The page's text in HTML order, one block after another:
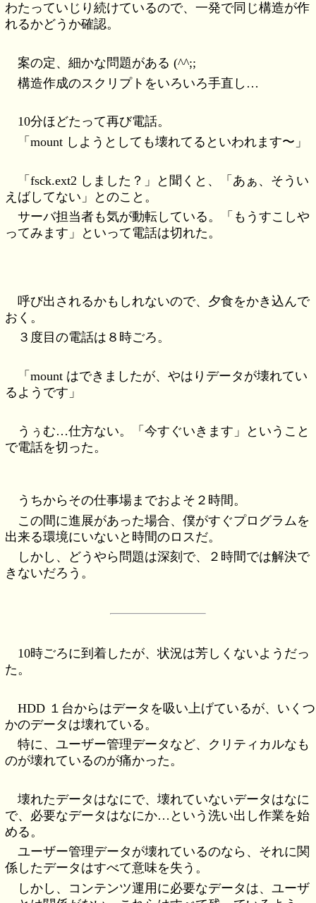
わたっていじり続けているので、一発で同じ構造が作
れるかどうか確認。
案の定、細かな問題がある (^^;;
構造作成のスクリプトをいろいろ手直し…
10分ほどたって再び電話。
「mount しようとしても壊れてるといわれます〜」
「fsck.ext2 しました？」と聞くと、「あぁ、そうい
えばしてない」とのこと。
サーバ担当者も気が動転している。「もうすこしや
ってみます」といって電話は切れた。
呼び出されるかもしれないので、夕食をかき込んで
おく。
３度目の電話は８時ごろ。
「mount はできましたが、やはりデータが壊れてい
るようです」
うぅむ…仕方ない。「今すぐいきます」ということ
で電話を切った。
うちからその仕事場までおよそ２時間。
この間に進展があった場合、僕がすぐプログラムを
出来る環境にいないと時間のロスだ。
しかし、どうやら問題は深刻で、２時間では解決で
きないだろう。
10時ごろに到着したが、状況は芳しくないようだっ
た。
HDD １台からはデータを吸い上げているが、いくつ
かのデータは壊れている。
特に、ユーザー管理データなど、クリティカルなも
のが壊れているのが痛かった。
壊れたデータはなにで、壊れていないデータはなに
で、必要なデータはなにか…という洗い出し作業を始
める。
ユーザー管理データが壊れているのなら、それに関
係したデータはすべて意味を失う。
しかし、コンテンツ運用に必要なデータは、ユーザ